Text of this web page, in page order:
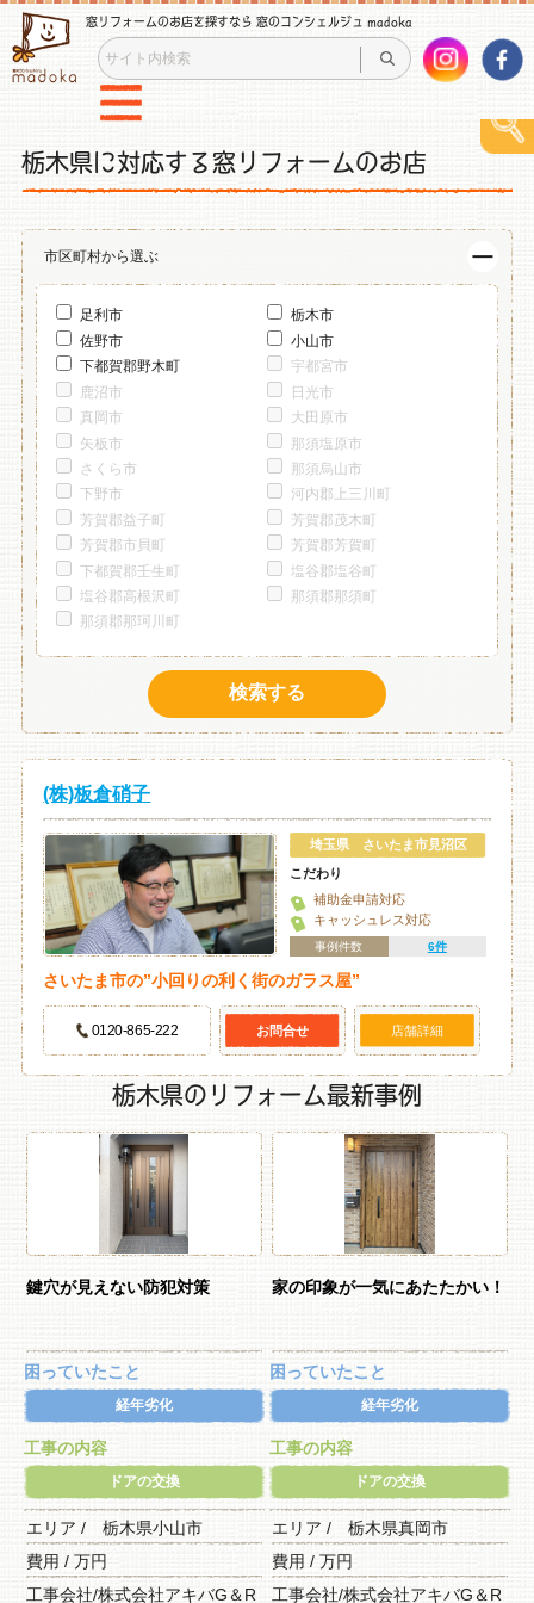
窓リフォームのお店を探すなら 窓のコンシェルジュ madoka
栃木県に対応する窓リフォームのお店
市区町村から選ぶ
足利市
栃木市
佐野市
小山市
下都賀郡野木町
宇都宮市
鹿沼市
日光市
真岡市
大田原市
矢板市
那須塩原市
さくら市
那須烏山市
下野市
河内郡上三川町
芳賀郡益子町
芳賀郡茂木町
芳賀郡市貝町
芳賀郡芳賀町
下都賀郡壬生町
塩谷郡塩谷町
塩谷郡高根沢町
那須郡那須町
那須郡那珂川町
検索する
(株)板倉硝子
埼玉県 さいたま市見沼区
こだわり
補助金申請対応
キャッシュレス対応
事例件数 6件
さいたま市の”小回りの利く街のガラス屋”
0120-865-222 お問合せ 店舗詳細
栃木県のリフォーム最新事例
鍵穴が見えない防犯対策
困っていたこと
経年劣化
工事の内容
ドアの交換
エリア / 栃木県小山市
費用 / 万円
工事会社/株式会社アキバG＆R
家の印象が一気にあたたかい！
困っていたこと
経年劣化
工事の内容
ドアの交換
エリア / 栃木県真岡市
費用 / 万円
工事会社/株式会社アキバG＆R